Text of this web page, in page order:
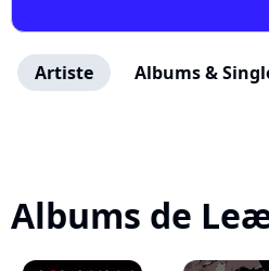
Artiste Albums &
Albums de